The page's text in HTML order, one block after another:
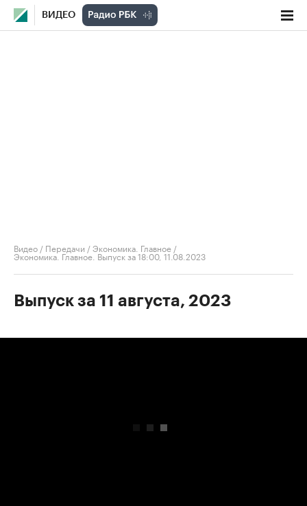
ВИДЕО
Видео / Передачи /Экономика. Главное /
Экономика. Главное. Выпуск за 18:00, 11.08.2023
Выпуск за 11 августа, 2023